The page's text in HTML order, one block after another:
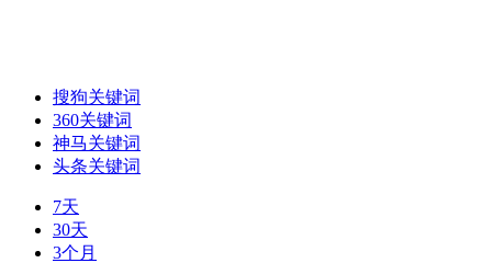
搜狗关键词
360关键词
神马关键词
头条关键词
7天
30天
3个月